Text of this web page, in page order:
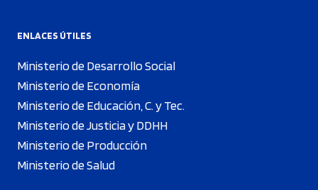
ENLACES ÚTILES
Ministerio de Desarrollo Social
Ministerio de Economía
Ministerio de Educación, C. y Tec.
Ministerio de Justicia y DDHH
Ministerio de Producción
Ministerio de Salud